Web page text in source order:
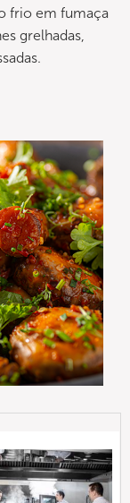
frio em fumaça
grelhadas,